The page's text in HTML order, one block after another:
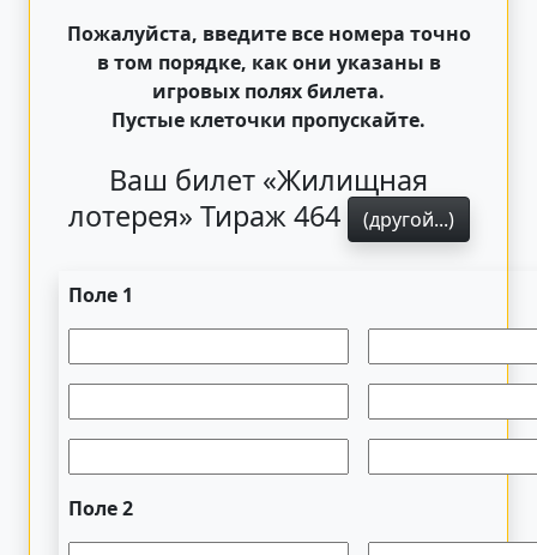
Пожалуйста, введите все номера точно
в том порядке, как они указаны в
игровых полях билета.
Пустые клеточки пропускайте.
Ваш билет «Жилищная
лотерея» Тираж 464
(другой...)
Поле 1
Поле 2